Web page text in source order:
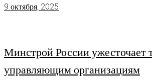
9 октября, 2025
Минстрой России ужесточает
управляющим организациям